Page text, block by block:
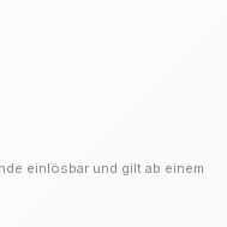
einlösbar und gilt ab einem